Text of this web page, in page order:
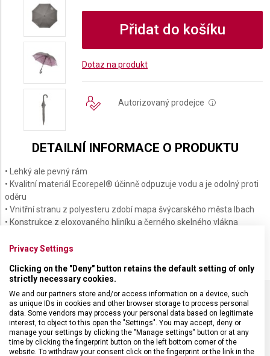
Přidat do košíku
Dotaz na produkt
Autorizovaný prodejce i
DETAILNÍ INFORMACE O PRODUKTU
• Lehký ale pevný rám
• Kvalitní materiál Ecorepel® účinně odpuzuje vodu a je odolný proti
oděru
• Vnitřní stranu z polyesteru zdobí mapa švýcarského města Ibach
• Konstrukce z eloxovaného hliníku a černého skelného vlákna
SPECIFIKACE PRODUKTU
Privacy Settings
Clicking on the "Deny" button retains the default setting of only
strictly necessary cookies.
We and our partners store and/or access information on a device, such
as unique IDs in cookies and other browser storage to process personal
data. Some vendors may process your personal data based on legitimate
interest, to object to this open the "Settings". You may accept, deny or
manage your settings by clicking the "Manage settings" button or at any
time by clicking the fingerprint button on the left bottom corner of the
website. To withdraw your consent click on the fingerprint or the link in the